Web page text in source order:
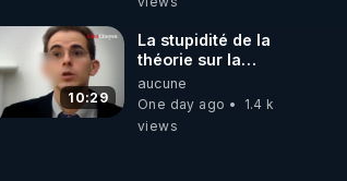
10:29
La stupidité de la
théorie sur la
responsabilité de
l’homme
concernant le
aucune
One day ago
1.4 k
views